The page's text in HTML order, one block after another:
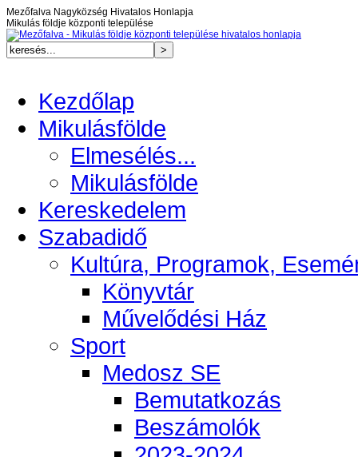
Mezőfalva Nagyközség Hivatalos Honlapja
Mikulás földje központi települése
Kezdőlap
Mikulásfölde
Elmesélés...
Mikulásfölde
Kereskedelem
Szabadidő
Kultúra, Programok,
Könyvtár
Művelődési Ház
Sport
Medosz SE
Bemutatkozás
Beszámolók